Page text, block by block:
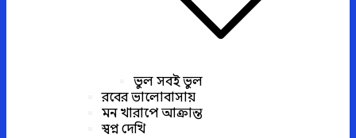
ভুল সবই ভুল
রবের ভালোবাসায়
মন খারাপে আক্রান্ত
স্বপ্ন দেখি